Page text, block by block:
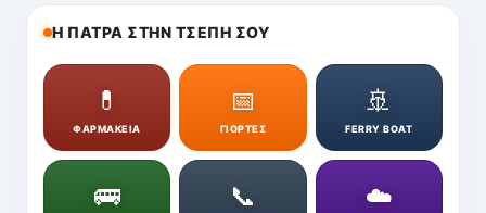
Η ΠΑΤΡΑ ΣΤΗΝ ΤΣΕΠΗ ΣΟΥ
💊
ΦΑΡΜΑΚΕΙΑ
📅
ΓΙΟΡΤΕΣ
🚢
FERRY BOAT
🚌 📞 ☁️